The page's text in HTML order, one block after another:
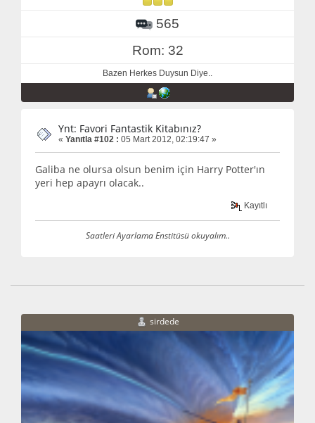
565
Rom: 32
Bazen Herkes Duysun Diye..
Ynt: Favori Fantastik Kitabınız?
« Yanıtla #102 : 05 Mart 2012, 02:19:47 »
Galiba ne olursa olsun benim için Harry Potter'ın
yeri hep apayrı olacak..
Kayıtlı
Saatleri Ayarlama Enstitüsü okuyalım..
sirdede